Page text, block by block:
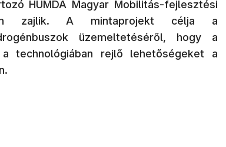
HUMDA Magyar Mobilitás-fejlesztési
zajlik. A mintaprojekt célja a
üzemeltetéséről, hogy a
technológiában rejlő lehetőségeket a